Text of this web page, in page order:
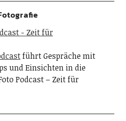
führt Gespräche mit
und Einsichten in die
Podcast – Zeit für